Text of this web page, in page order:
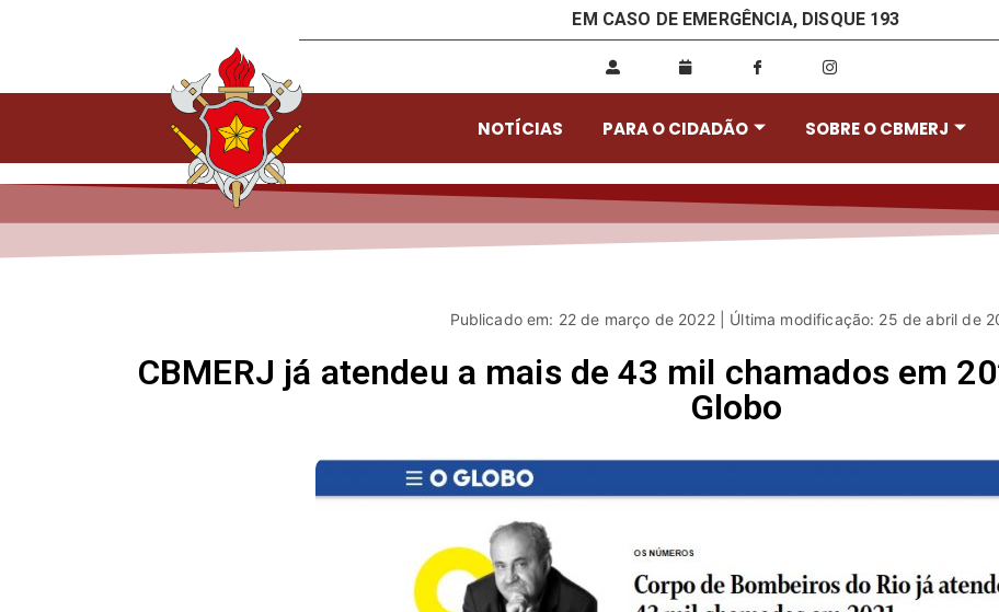
EM CASO DE EMERGÊNCIA, DISQUE 193
NOTÍCIAS PARA O CIDADÃO SOBRE O CBMERJ
Publicado em: 22 de março de 2022 | Última modificação: 25 de abril de
CBMERJ já atendeu a mais de 43 mil chamados em
Globo